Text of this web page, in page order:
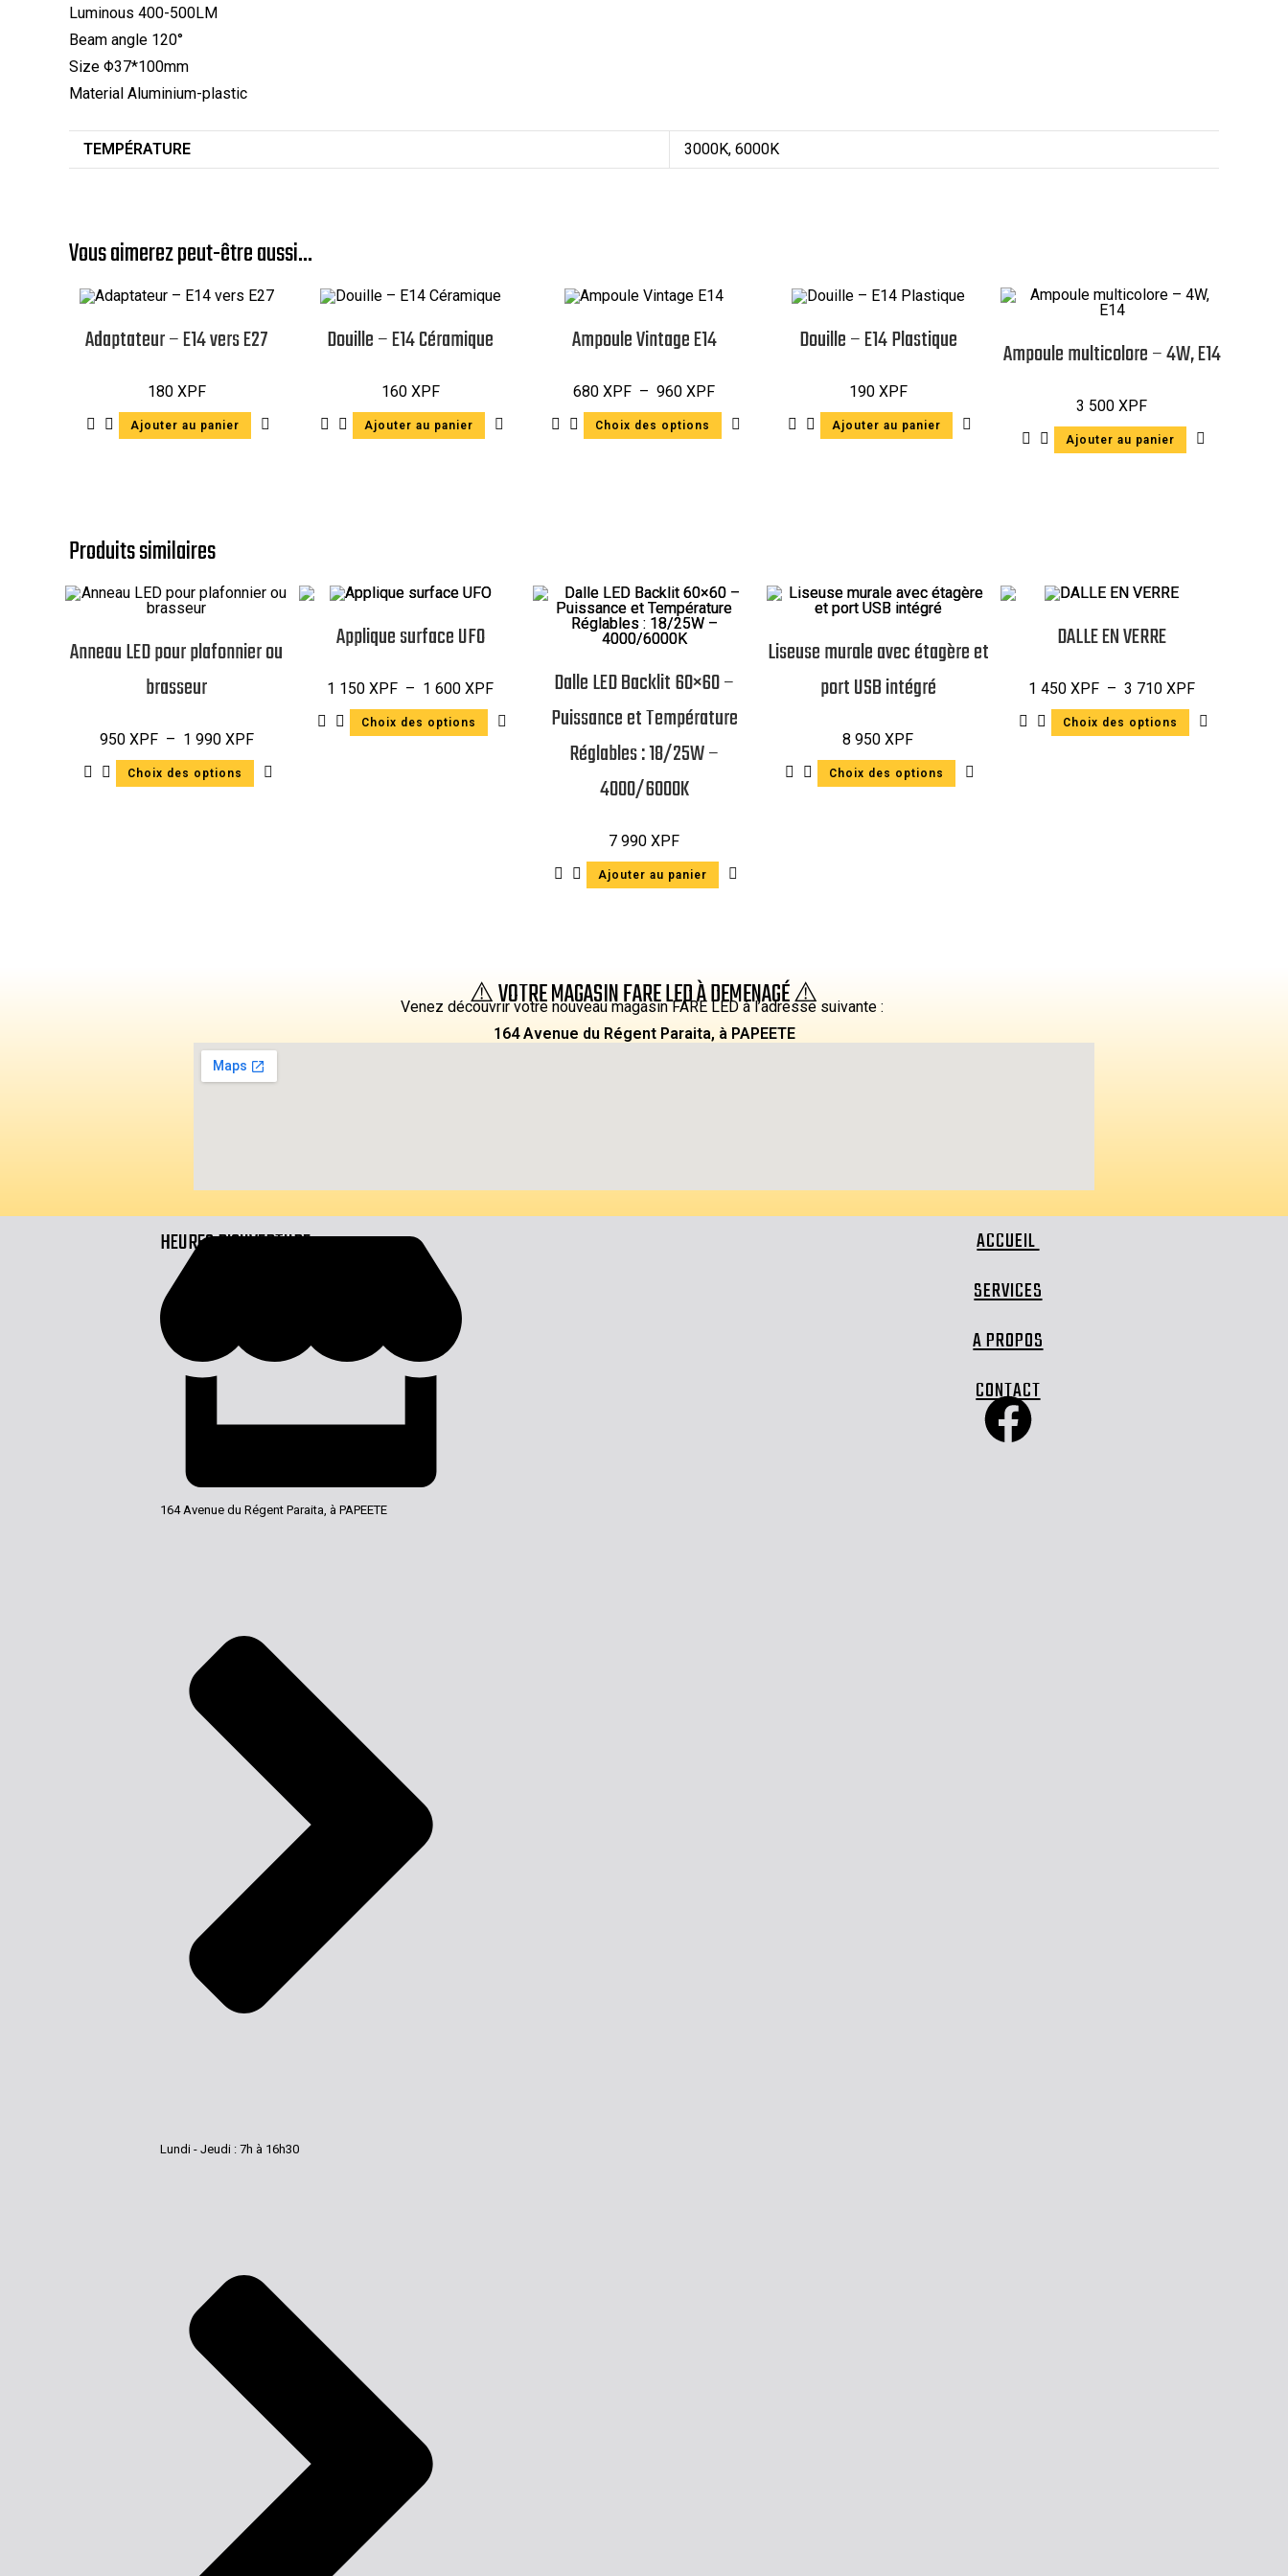
Luminous 400-500LM
Beam angle 120°
Size Φ37*100mm
Material Aluminium-plastic
TEMPÉRATURE 3000K, 6000K
Vous aimerez peut-être aussi…
Adaptateur – E14 vers E27
180 XPF
Ajouter au panier
Douille – E14 Céramique
160 XPF
Ajouter au panier
Ampoule Vintage E14
680 XPF – 960 XPF
Choix des options
Douille – E14 Plastique
190 XPF
Ajouter au panier
Ampoule multicolore – 4W, E14
3 500 XPF
Ajouter au panier
Produits similaires
Anneau LED pour plafonnier ou
brasseur
950 XPF – 1 990 XPF
Choix des options
Applique surface UFO
1 150 XPF – 1 600 XPF
Choix des options
Dalle LED Backlit 60×60 –
Puissance et Température
Réglables : 18/25W –
4000/6000K
7 990 XPF
Ajouter au panier
Liseuse murale avec étagère et
port USB intégré
8 950 XPF
Choix des options
DALLE EN VERRE
1 450 XPF – 3 710 XPF
Choix des options
⚠️ VOTRE MAGASIN FARE LED À DEMENAGÉ ⚠️
Venez découvrir votre nouveau magasin FARE LED à l’adresse suivante :
164 Avenue du Régent Paraita, à PAPEETE
HEURES D'OUVERTURE
164 Avenue du Régent Paraita, à PAPEETE
Lundi - Jeudi : 7h à 16h30
ACCUEIL
SERVICES
A PROPOS
CONTACT